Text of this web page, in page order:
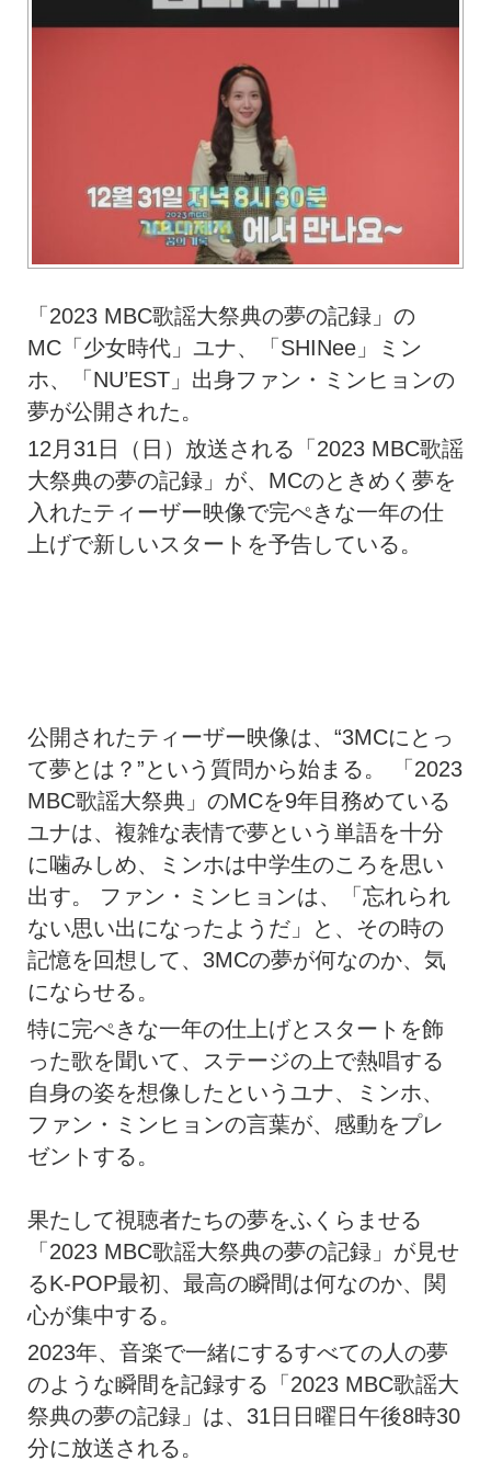
「2023 MBC歌謡大祭典の夢の記録」の
MC「少女時代」ユナ、「SHINee」ミン
ホ、「NU’EST」出身ファン・ミンヒョンの
夢が公開された。
12月31日（日）放送される「2023 MBC歌謡
大祭典の夢の記録」が、MCのときめく夢を
入れたティーザー映像で完ぺきな一年の仕
上げで新しいスタートを予告している。
公開されたティーザー映像は、“3MCにとっ
て夢とは？”という質問から始まる。 「2023
MBC歌謡大祭典」のMCを9年目務めている
ユナは、複雑な表情で夢という単語を十分
に噛みしめ、ミンホは中学生のころを思い
出す。 ファン・ミンヒョンは、「忘れられ
ない思い出になったようだ」と、その時の
記憶を回想して、3MCの夢が何なのか、気
にならせる。
特に完ぺきな一年の仕上げとスタートを飾
った歌を聞いて、ステージの上で熱唱する
自身の姿を想像したというユナ、ミンホ、
ファン・ミンヒョンの言葉が、感動をプレ
ゼントする。
果たして視聴者たちの夢をふくらませる
「2023 MBC歌謡大祭典の夢の記録」が見せ
るK-POP最初、最高の瞬間は何なのか、関
心が集中する。
2023年、音楽で一緒にするすべての人の夢
のような瞬間を記録する「2023 MBC歌謡大
祭典の夢の記録」は、31日日曜日午後8時30
分に放送される。